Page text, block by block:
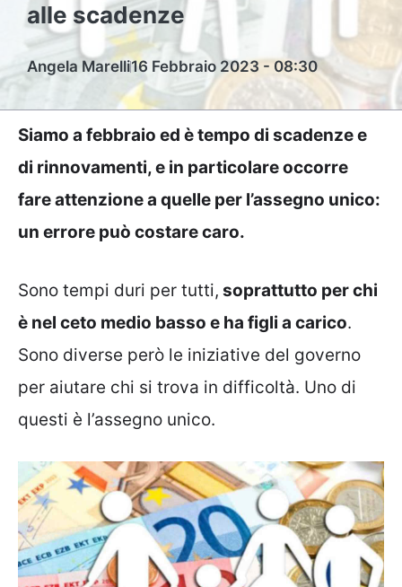
alle scadenze
Angela Marelli16 Febbraio 2023 - 08:30
Siamo a febbraio ed è tempo di scadenze e
di rinnovamenti, e in particolare occorre
fare attenzione a quelle per l’assegno unico:
un errore può costare caro.
Sono tempi duri per tutti, soprattutto per chi
è nel ceto medio basso e ha figli a carico.
Sono diverse però le iniziative del governo
per aiutare chi si trova in difficoltà. Uno di
questi è l’assegno unico.